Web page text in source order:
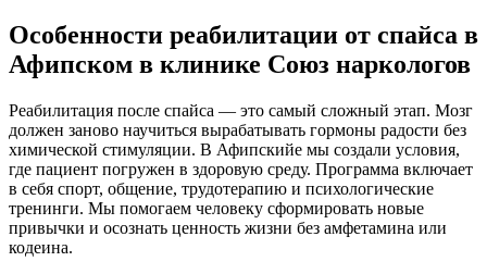
Особенности реабилитации от спайса в
Афипском в клинике Союз наркологов
Реабилитация после спайса — это самый сложный этап. Мозг
должен заново научиться вырабатывать гормоны радости без
химической стимуляции. В Афипскийе мы создали условия,
где пациент погружен в здоровую среду. Программа включает
в себя спорт, общение, трудотерапию и психологические
тренинги. Мы помогаем человеку сформировать новые
привычки и осознать ценность жизни без амфетамина или
кодеина.